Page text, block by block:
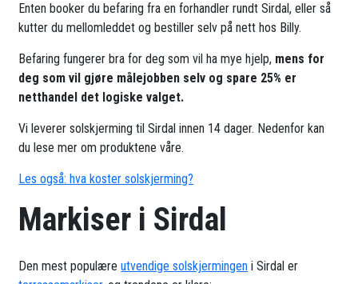
Enten booker du befaring fra en forhandler rundt Sirdal, eller så
kutter du mellomleddet og bestiller selv på nett hos Billy.
Befaring fungerer bra for deg som vil ha mye hjelp, mens for
deg som vil gjøre målejobben selv og spare 25% er
netthandel det logiske valget.
Vi leverer solskjerming til Sirdal innen 14 dager. Nedenfor kan
du lese mer om produktene våre.
Les også: hva koster solskjerming?
Markiser i Sirdal
Den mest populæreutvendige solskjermingen i Sirdal er